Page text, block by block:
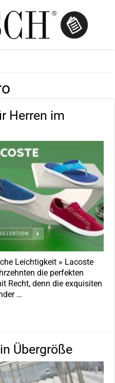
Herren im
Leichtigkeit » Lacoste
die perfekten
Recht, denn die exquisiten
…
Übergröße